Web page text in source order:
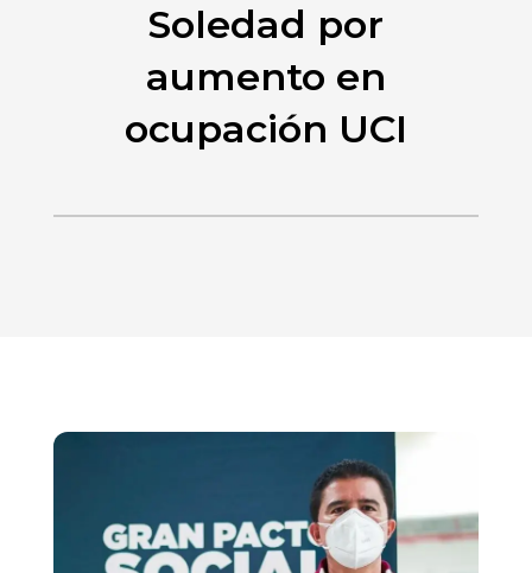
Soledad por
aumento en
ocupación UCI